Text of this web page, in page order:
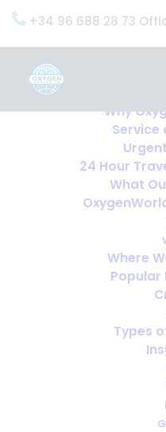
+34 96 688 28 73
Why
Service
24 Hour
What
Where
Popular
Types
L'eczéma
APRIL 18,